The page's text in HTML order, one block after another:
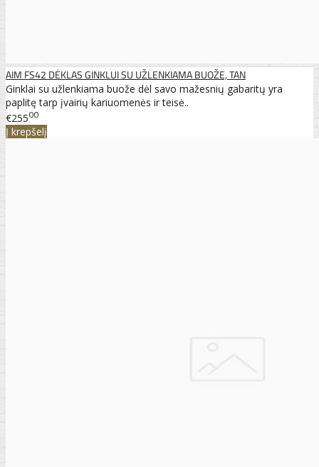
AIM FS42 DĖKLAS GINKLUI SU UŽLENKIAMA BUOŽE, TAN
Ginklai su užlenkiama buože dėl savo mažesnių gabaritų yra
paplitę tarp įvairių kariuomenės ir teisė..
€25500
Į krepšelį